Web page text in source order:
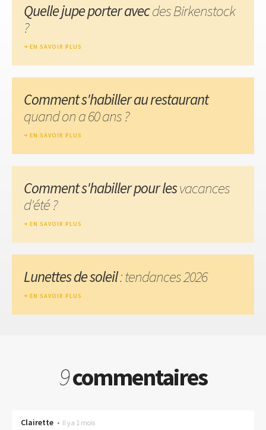
Quelle jupe porter avecdes Birkenstock
?
EN SAVOIR PLUS
Comment s'habiller au restaurant
quand on a 60 ans ?
EN SAVOIR PLUS
Comment s'habiller pour lesvacances
d'été ?
EN SAVOIR PLUS
Lunettes de soleil: tendances 2026
EN SAVOIR PLUS
9commentaires
Clairette • Il y a 1 mois